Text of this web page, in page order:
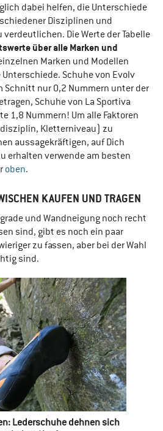
dabei helfen, die Unterschiede
Disziplinen und
Die Werte der Tabelle
über alle Marken und
Marken und Modellen
Schuhe von Evolv
Schnitt nur 0,2 Nummern unter der
Schuhe von La Sportiva
1,8 Nummern! Um alle Faktoren
Kletterniveau) zu
aussagekräftigen, auf Dich
erhalten verwende am besten
oben.
KAUFEN UND TRAGEN
und Wandneigung noch recht
sind, gibt es noch ein paar
zu fassen, aber bei der Wahl
sind.
Lederschuhe dehnen sich